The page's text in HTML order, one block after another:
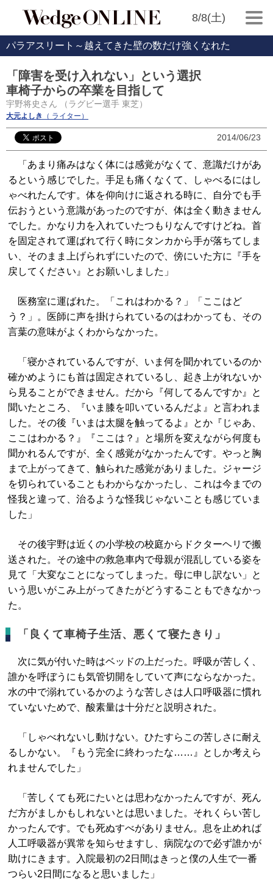
8/8(土)
パラアスリート～越えてきた壁の数だけ強くなれた
「障害を受け入れない」という選択
車椅子からの卒業を目指して
宇野将史さん （ラグビー選手 東芝）
大元よしき （ ライター）
2014/06/23
「あまり痛みはなく体には感覚がなくて、意識だけがあ
るという感じでした。手足も痛くなくて、しゃべるにはし
ゃべれたんです。体を仰向けに返される時に、自分でも手
伝おうという意識があったのですが、体は全く動きません
でした。かなり力を入れていたつもりなんですけどね。首
を固定されて運ばれて行く時にタンカから手が落ちてしま
い、そのまま上げられずにいたので、傍にいた方に『手を
戻してください』とお願いしました」
医務室に運ばれた。「これはわかる？」「ここはど
う？」。医師に声を掛けられているのはわかっても、その
言葉の意味がよくわからなかった。
「寝かされているんですが、いま何を聞かれているのか
確かめようにも首は固定されているし、起き上がれないか
ら見ることができません。だから『何してるんですか』と
聞いたところ、『いま膝を叩いているんだよ』と言われま
した。その後『いまは太腿を触ってるよ』とか『じゃあ、
ここはわかる？』『ここは？』と場所を変えながら何度も
聞かれるんですが、全く感覚がなかったんです。やっと胸
まで上がってきて、触られた感覚がありました。ジャージ
を切られていることもわからなかったし、これは今までの
怪我と違って、治るような怪我じゃないことも感じていま
した」
その後宇野は近くの小学校の校庭からドクターヘリで搬
送された。その途中の救急車内で母親が混乱している姿を
見て「大変なことになってしまった。母に申し訳ない」と
いう思いがこみ上がってきたがどうすることもできなかっ
た。
「良くて車椅子生活、悪くて寝たきり」
次に気が付いた時はベッドの上だった。呼吸が苦しく、
誰かを呼ぼうにも気管切開をしていて声にならなかった。
水の中で溺れているかのような苦しさは人口呼吸器に慣れ
ていないためで、酸素量は十分だと説明された。
「しゃべれないし動けない。ひたすらこの苦しさに耐え
るしかない。『もう完全に終わったな……』としか考えら
れませんでした」
「苦しくても死にたいとは思わなかったんですが、死ん
だ方がましかもしれないとは思いました。それくらい苦し
かったんです。でも死ぬすべがありません。息を止めれば
人工呼吸器が異常を知らせますし、病院なので必ず誰かが
助けにきます。入院最初の2日間はきっと僕の人生で一番
つらい2日間になると思いました」